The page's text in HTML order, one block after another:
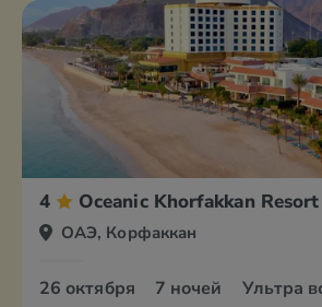
4 Oceanic Khorfakkan
ОАЭ, Корфаккан
26 октября 7 ночей Ультра